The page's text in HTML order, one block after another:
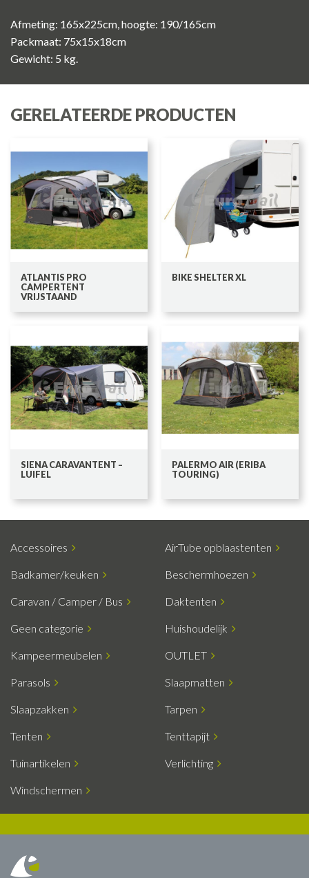
Afmeting: 165x225cm, hoogte: 190/165cm
Packmaat: 75x15x18cm
Gewicht: 5 kg.
GERELATEERDE PRODUCTEN
ATLANTIS PRO
CAMPERTENT
VRIJSTAAND
BIKE SHELTER XL
SIENA CARAVANTENT –
LUIFEL
PALERMO AIR (ERIBA
TOURING)
Accessoires AirTube opblaastenten
Badkamer/keuken Beschermhoezen
Caravan / Camper / Bus Daktenten
Geen categorie Huishoudelijk
Kampeermeubelen OUTLET
Parasols Slaapmatten
Slaapzakken Tarpen
Tenten Tenttapijt
Tuinartikelen Verlichting
Windschermen